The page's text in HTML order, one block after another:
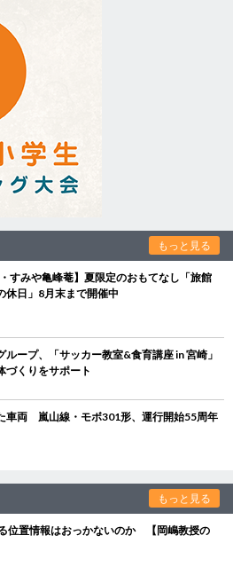
もっと見る
・すみや亀峰菴】夏限定のおもてなし「旅館
休日」8月末まで開催中
ープ、「サッカー教室&食育講座 in 宮崎」
くりをサポート
車両 嵐山線・モボ301形、運行開始55周年
もっと見る
位置情報はおっかないのか 【岡嶋教授の